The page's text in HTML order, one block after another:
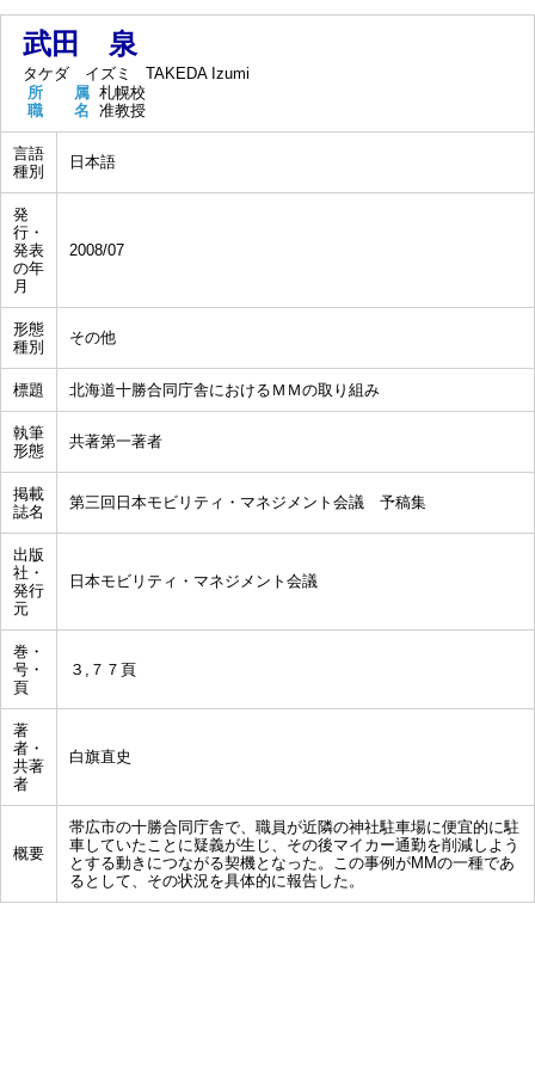
武田 泉
タケダ イズミ
TAKEDA Izumi
所 属 札幌校
職 名 准教授
言語
種別
日本語
発
行・
発表
の年
月
2008/07
形態
種別
その他
標題 北海道十勝合同庁舎におけるＭＭの取り組み
執筆
形態
共著第一著者
掲載
誌名
第三回日本モビリティ・マネジメント会議 予稿集
出版
社・
発行
元
日本モビリティ・マネジメント会議
巻・
号・
頁
３,７７頁
著
者・
共著
者
白旗直史
概要
帯広市の十勝合同庁舎で、職員が近隣の神社駐車場に便宜的に駐
車していたことに疑義が生じ、その後マイカー通勤を削減しよう
とする動きにつながる契機となった。この事例がMMの一種であ
るとして、その状況を具体的に報告した。